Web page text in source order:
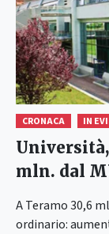
CRONACA IN
mln. dal
A Teramo 30,6
ordinario: